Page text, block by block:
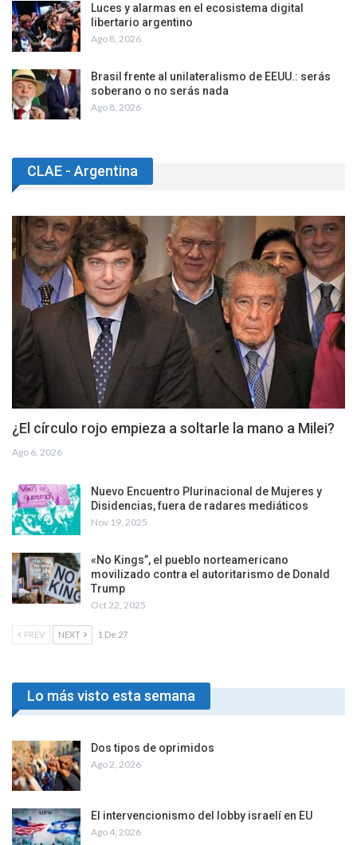
Luces y alarmas en el ecosistema digital
libertario argentino
Ago 8, 2026
Brasil frente al unilateralismo de EEUU.: serás
soberano o no serás nada
Ago 8, 2026
CLAE - Argentina
¿El círculo rojo empieza a soltarle la mano a Milei?
Ago 6, 2026
Nuevo Encuentro Plurinacional de Mujeres y
Disidencias, fuera de radares mediáticos
Nov 19, 2025
«No Kings”, el pueblo norteamericano
movilizado contra el autoritarismo de Donald
Trump
Oct 22, 2025
PREV NEXT 1 De 27
Lo más visto esta semana
Dos tipos de oprimidos
Ago 2, 2026
El intervencionismo del lobby israelí en EU
Ago 4, 2026